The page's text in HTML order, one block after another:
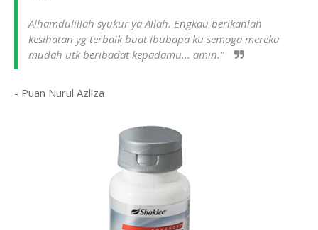
Alhamdulillah syukur ya Allah. Engkau berikanlah
kesihatan yg terbaik buat ibubapa ku semoga mereka
mudah utk beribadat kepadamu... amin."
- Puan Nurul Azliza